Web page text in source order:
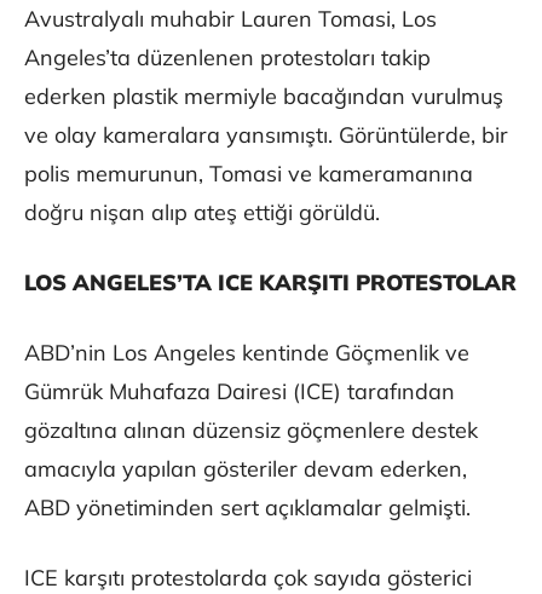
Avustralyalı muhabir Lauren Tomasi, Los
Angeles’ta düzenlenen protestoları takip
ederken plastik mermiyle bacağından vurulmuş
ve olay kameralara yansımıştı. Görüntülerde, bir
polis memurunun, Tomasi ve kameramanına
doğru nişan alıp ateş ettiği görüldü.
LOS ANGELES’TA ICE KARŞITI PROTESTOLAR
ABD’nin Los Angeles kentinde Göçmenlik ve
Gümrük Muhafaza Dairesi (ICE) tarafından
gözaltına alınan düzensiz göçmenlere destek
amacıyla yapılan gösteriler devam ederken,
ABD yönetiminden sert açıklamalar gelmişti.
ICE karşıtı protestolarda çok sayıda gösterici